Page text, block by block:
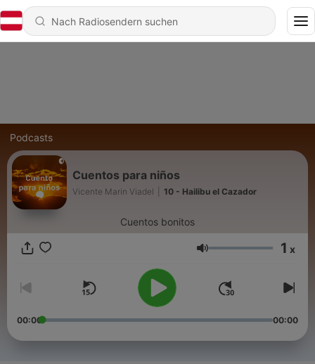
Podcasts
Cuentos para niños
Vicente Marin Viadel 10 - Hailibu el Cazador
Cuentos bonitos
Lautstärke 1 x
00:00 00:00